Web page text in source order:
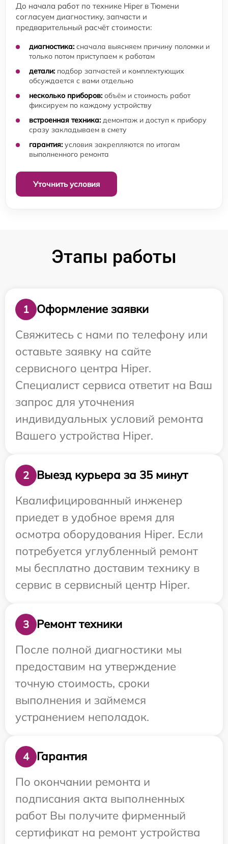
До начала работ по технике Hiper в Тюмени
согласуем диагностику, запчасти и
предварительный расчёт стоимости:
диагностика: сначала выясняем причину поломки и
только потом приступаем к работам
детали: подбор запчастей и комплектующих
обсуждается с вами отдельно
несколько приборов: объём и стоимость работ
фиксируем по каждому устройству
встроенная техника: демонтаж и доступ к прибору
сразу закладываем в смету
гарантия: условия закрепляются по итогам
выполненного ремонта
Уточнить условия
Этапы работы
1
Оформление заявки
Свяжитесь с нами по телефону или
оставьте заявку на сайте
сервисного центра Hiper.
Специалист сервиса ответит на Ваш
запрос для уточнения
индивидуальных условий ремонта
Вашего устройства Hiper.
2
Выезд курьера за 35 минут
Квалифицированный инженер
приедет в удобное время для
осмотра оборудования Hiper. Если
потребуется углубленный ремонт
мы бесплатно доставим технику в
сервис в сервисный центр Hiper.
3
Ремонт техники
После полной диагностики мы
предоставим на утверждение
точную стоимость, сроки
выполнения и займемся
устранением неполадок.
4
Гарантия
По окончании ремонта и
подписания акта выполненных
работ Вы получите фирменный
сертификат на ремонт устройства